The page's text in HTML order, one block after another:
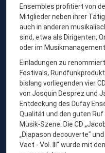
S
E
M
B
L
E
Ensembles profitiert von
Mitglieder neben ihrer
auch in anderen
sind, etwa als Dirigenten,
oder im Musikmanagement.
Einladungen zu
Festivals,
bislang vorliegenden vier
von Josquin Desprez und
Entdeckung des Dufay
Qualität und den guten
Musik-Szene. Die CD
„Diapason decouverte“
Vaet - Vol. III“ wurde mit